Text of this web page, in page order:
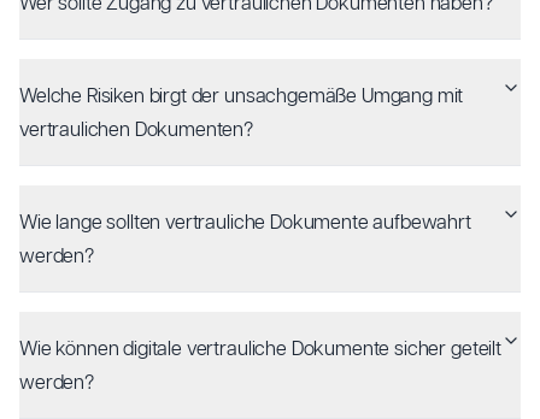
Welche Risiken birgt der unsachgemäße Umgang mit
vertraulichen Dokumenten?
Wie lange sollten vertrauliche Dokumente aufbewahrt
werden?
Wie können digitale vertrauliche Dokumente sicher geteilt
werden?